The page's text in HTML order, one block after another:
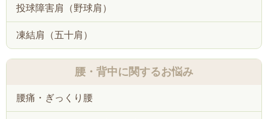
投球障害肩（野球肩）
凍結肩（五十肩）
腰・背中に関するお悩み
腰痛・ぎっくり腰